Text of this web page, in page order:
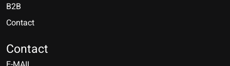
B2B
Contact
Contact